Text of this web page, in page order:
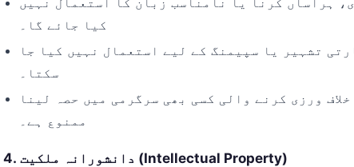
کیا جائے گا۔
تشہیر یا سپیمنگ کے لیے استعمال نہیں کیا جا
سکتا۔
ورزی کرنے والی کسی بھی سرگرمی میں حصہ لینا
ممنوع ہے۔
4. دانشورانہ ملکیت (Intellectual Property)